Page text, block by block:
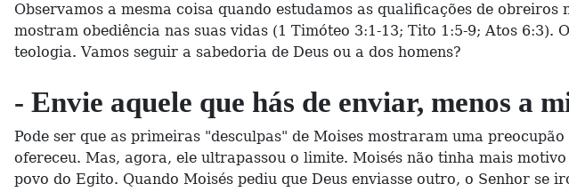
Observamos a mesma coisa quando estudamos as qualificações de
mostram obediência nas suas vidas (1 Timóteo 3:1-13; Tito 1:5-9; Atos 6:3).
teologia. Vamos seguir a sabedoria de Deus ou a dos homens?
- Envie aquele que hás de enviar, menos a
Pode ser que as primeiras "desculpas" de Moises mostraram uma
ofereceu. Mas, agora, ele ultrapassou o limite. Moisés não tinha mais
povo do Egito. Quando Moisés pediu que Deus enviasse outro, o Senhor